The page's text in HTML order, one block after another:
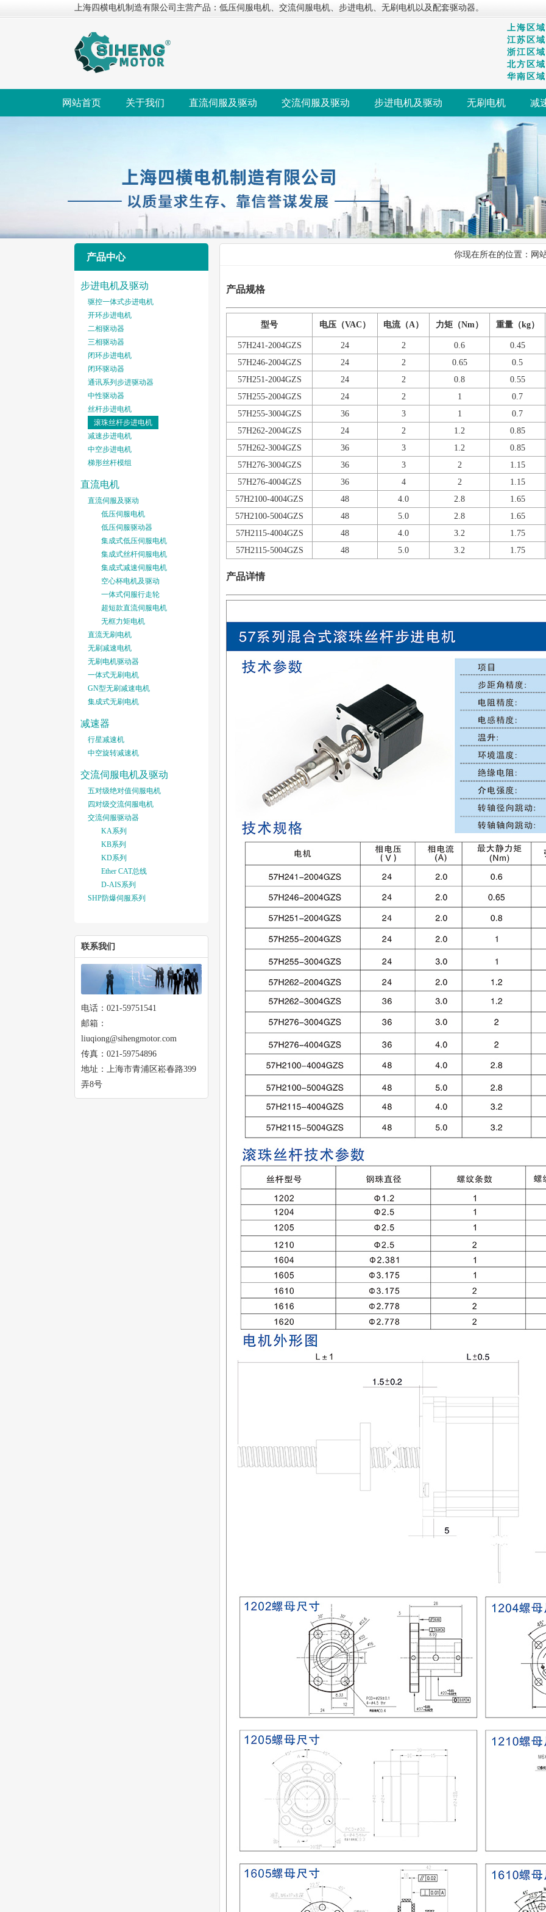
上海四横电机制造有限公司主营产品：低压伺服电机、交流伺服电机、步进电机、无刷电机以及配套驱动器。
上海区
江苏区
浙江区
北方区
华南区
网站首页 关于我们 直流伺服及驱动 交流伺服及驱动 步进电机及驱动 无刷电机 减
产品中心
步进电机及驱动
驱控一体式步进电机
开环步进电机
二相驱动器
三相驱动器
闭环步进电机
闭环驱动器
通讯系列步进驱动器
中性驱动器
丝杆步进电机
滚珠丝杆步进电机
减速步进电机
中空步进电机
梯形丝杆模组
直流电机
直流伺服及驱动
低压伺服电机
低压伺服驱动器
集成式低压伺服电机
集成式丝杆伺服电机
集成式减速伺服电机
空心杯电机及驱动
一体式伺服行走轮
超短款直流伺服电机
无框力矩电机
直流无刷电机
无刷减速电机
无刷电机驱动器
一体式无刷电机
GN型无刷减速电机
集成式无刷电机
减速器
行星减速机
中空旋转减速机
交流伺服电机及驱动
五对级绝对值伺服电机
四对级交流伺服电机
交流伺服驱动器
KA系列
KB系列
KD系列
Ether CAT总线
D-AIS系列
SHP防爆伺服系列
联系我们
电话：021-59751541
邮箱：
liuqiong@sihengmotor.com
传真：021-59754896
地址：上海市青浦区崧春路399
弄8号
你现在所在的位置： 网
产品规格
型号 电压（VAC） 电流（A） 力矩（Nm） 重量（kg）
57H241-2004GZS 24 2 0.6
0.45
57H246-2004GZS
24 2 0.65
0.5
57H251-2004GZS
24 2 0.8
0.55
57H255-2004GZS
24 2 1
0.7
57H255-3004GZS
36 3 1
0.7
57H262-2004GZS
24 2 1.2
0.85
57H262-3004GZS
36 3 1.2
0.85
57H276-3004GZS
36 3 2
1.15
57H276-4004GZS
36 4 2
1.15
57H2100-4004GZS
48 4.0 2.8
1.65
57H2100-5004GZS
48 5.0 2.8
1.65
57H2115-4004GZS
48 4.0 3.2
1.75
57H2115-5004GZS
48 5.0 3.2 1.75
产品详情